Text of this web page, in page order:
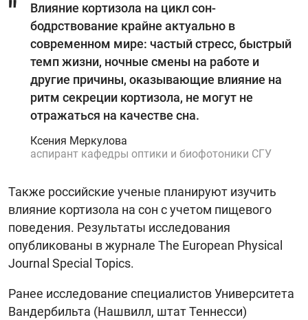
Влияние кортизола на цикл сон-
бодрствование крайне актуально в
современном мире: частый стресс, быстрый
темп жизни, ночные смены на работе и
другие причины, оказывающие влияние на
ритм секреции кортизола, не могут не
отражаться на качестве сна.
Ксения Меркулова
аспирант кафедры оптики и биофотоники СГУ
Также российские ученые планируют изучить
влияние кортизола на сон с учетом пищевого
поведения. Результаты исследования
опубликованы в журнале The European Physical
Journal Special Topics.
Ранее исследование специалистов Университета
Вандербильта (Нашвилл, штат Теннесси)